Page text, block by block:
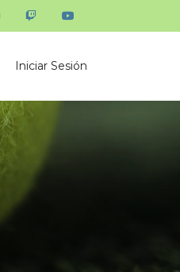
Iniciar Sesión